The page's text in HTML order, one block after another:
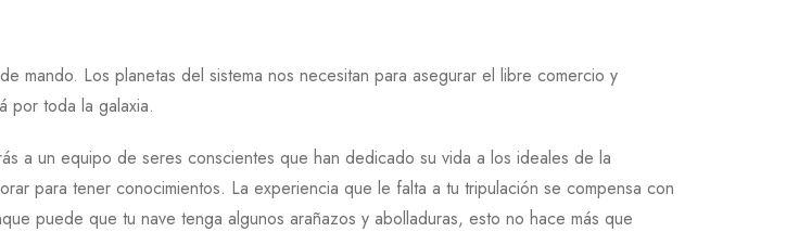
mando. Los planetas del sistema nos necesitan para asegurar el libre comercio y
por toda la galaxia.
a un equipo de seres conscientes que han dedicado su vida a los ideales de la
para tener conocimientos. La experiencia que le falta a tu tripulación se compensa con
puede que tu nave tenga algunos arañazos y abolladuras, esto no hace más que